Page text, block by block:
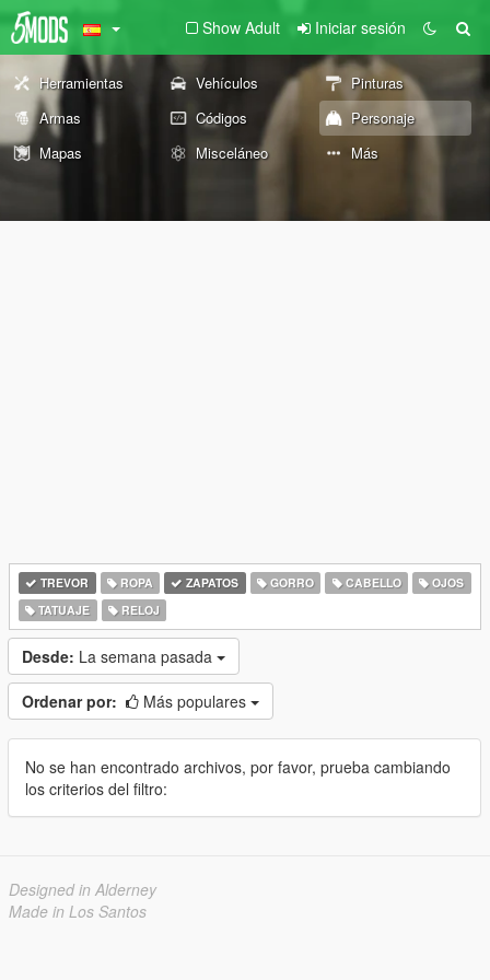
Show Adult Iniciar sesión
Herramientas Vehículos
Pinturas
Armas
Códigos
Personaje
Mapas
Misceláneo Más
TREVOR ROPA ZAPATOS GORRO CABELLO
OJOS
TATUAJE
RELOJ
Desde: La semana pasada
Ordenar por: Más populares
No se han encontrado archivos, por favor, prueba cambiando
los criterios del filtro:
Designed in Alderney
Made in Los Santos